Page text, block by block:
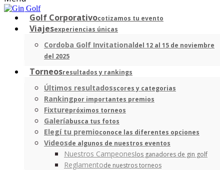
Golf Corporativocotizamos tu evento
Viajesexperiencias únicas
Cordoba Golf Invitationaldel 12 al 15 de noviembre
del 2025
Torneosresultados y rankings
Últimos resultadosscores y categorias
Rankingpor importantes premios
Fixturepróximos torneos
Galeríabusca tus fotos
Elegí tu premioconoce las diferentes opciones
Videosde algunos de nuestros eventos
Nuestros Campeoneslos ganadores de gin golf
Reglamentode nuestros torneos